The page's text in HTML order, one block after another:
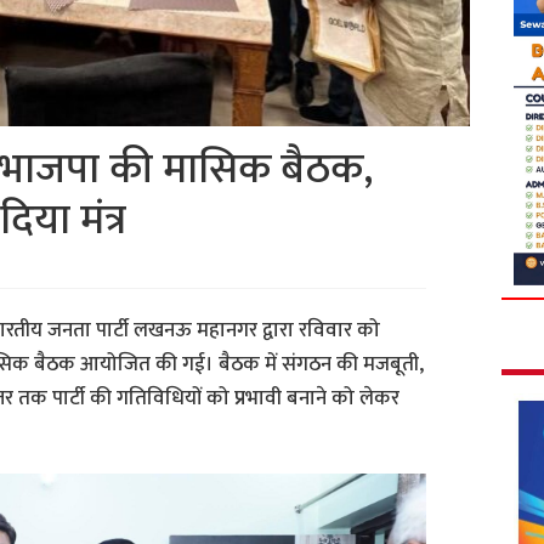
की मासिक बैठक,
मंत्र
जनता पार्टी लखनऊ महानगर द्वारा रविवार को
बैठक आयोजित की गई। बैठक में संगठन की मजबूती,
तक पार्टी की गतिविधियों को प्रभावी बनाने को लेकर